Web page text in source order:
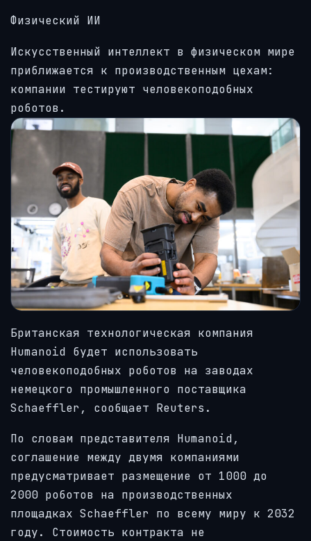
Физический ИИ
Искусственный интеллект в физическом мире
приближается к производственным цехам:
компании тестируют человекоподобных
роботов.
Британская технологическая компания
Humanoid будет использовать
человекоподобных роботов на заводах
немецкого промышленного поставщика
Schaeffler, сообщает Reuters.
По словам представителя Humanoid,
соглашение между двумя компаниями
предусматривает размещение от 1000 до
2000 роботов на производственных
площадках Schaeffler по всему миру к 2032
году. Стоимость контракта не